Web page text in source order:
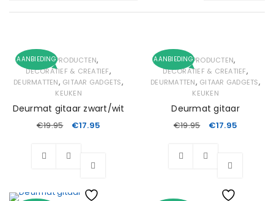
AANBIEDINGALLE PRODUCTEN,
DECORATIEF & CREATIEF,
DEURMATTEN, GITAAR GADGETS,
KEUKEN
Deurmat gitaar zwart/wit
€19.95 €17.95
AANBIEDINGALLE PRODUCTEN,
DECORATIEF & CREATIEF,
DEURMATTEN, GITAAR GADGETS,
KEUKEN
Deurmat gitaar
€19.95 €17.95